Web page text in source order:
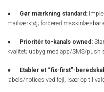
● Gør mærkning standard:
mailværktøj; forbered maskinlæsbar
● Prioritér to-kanals owned:
kvalitet; udbyg med app/SMS/push
● Etabler et “fix-first”-
labels/notices ved fejl, især op til